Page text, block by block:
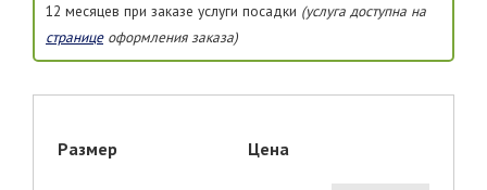
12 месяцев при заказе услуги посадки (услуга доступна на
страницеоформления заказа)
Размер Цена